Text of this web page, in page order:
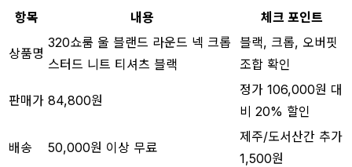
항목 내용 체크 포인트
상품명
320쇼룸 울 블랜드 라운드 넥 크롭
스터드 니트 티셔츠 블랙
블랙, 크롭, 오버핏
조합 확인
판매가 84,800원
정가 106,000원 대
비 20% 할인
배송 50,000원 이상 무료
제주/도서산간 추가
1,500원